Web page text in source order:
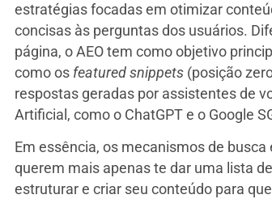
estratégias focadas em otimizar
concisas às perguntas dos usuários.
página, o AEO tem como objetivo
como os featured snippets(posição
respostas geradas por assistentes de
Artificial, como o ChatGPT e o Google
Em essência, os mecanismos de
querem mais apenas te dar uma lista
estruturar e criar seu conteúdo para